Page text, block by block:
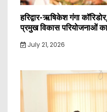
हरिद्वार-ऋषिकेश गंगा
प्रमुख विकास परियोजनाओं
July 21, 2026